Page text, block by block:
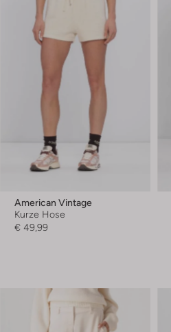
American Vintage
Kurze Hose
€ 49,99